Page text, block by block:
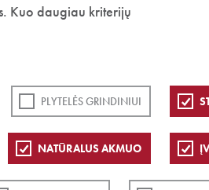
Kuo daugiau kriterijų
PLYTELĖS GRINDINIUI
NATŪRALUS AKMUO